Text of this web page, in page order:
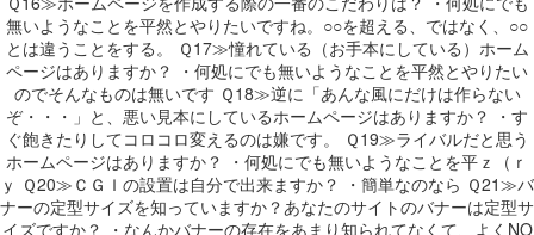
無いようなことを平然とやりたいですね。○○を超える、ではなく、○○
とは違うことをする。 Ｑ17≫憧れている（お手本にしている）ホーム
ページはありますか？ ・何処にでも無いようなことを平然とやりたい
のでそんなものは無いです Ｑ18≫逆に「あんな風にだけは作らない
ぞ・・・」と、悪い見本にしているホームページはありますか？ ・す
ぐ飽きたりしてコロコロ変えるのは嫌です。 Ｑ19≫ライバルだと思う
ホームページはありますか？ ・何処にでも無いようなことを平ｚ（ｒ
ｙ Ｑ20≫ＣＧＩの設置は自分で出来ますか？ ・簡単なのなら Ｑ21≫バ
ナーの定型サイズを知っていますか？あなたのサイトのバナーは定型サ
イズですか？ ・なんかバナーの存在をあまり知られてなくて、よくNO